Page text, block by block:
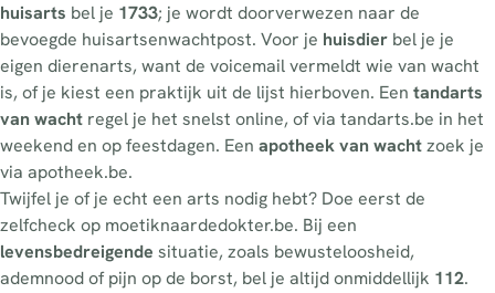
huisarts bel je 1733; je wordt doorverwezen naar de
bevoegde huisartsenwachtpost. Voor je huisdier bel je je
eigen dierenarts, want de voicemail vermeldt wie van wacht
is, of je kiest een praktijk uit de lijst hierboven. Een tandarts
van wacht regel je het snelst online, of via tandarts.be in het
weekend en op feestdagen. Een apotheek van wachtzoek je
via apotheek.be.
Twijfel je of je echt een arts nodig hebt? Doe eerst de
zelfcheck op moetiknaardedokter.be. Bij een
levensbedreigende situatie, zoals bewusteloosheid,
ademnood of pijn op de borst, bel je altijd onmiddellijk 112.